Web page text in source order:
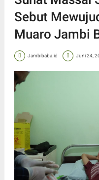
Sebut
Muaro Jambi
Jambibaba.id Juni 24,